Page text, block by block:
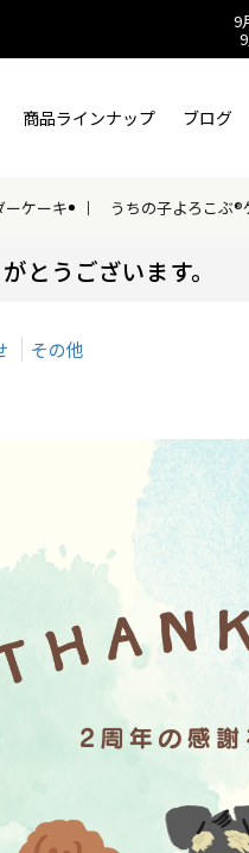
9
商品ラインナップ ブログ
ーケーキ うちの子よろこぶ®
とうございます。
その他